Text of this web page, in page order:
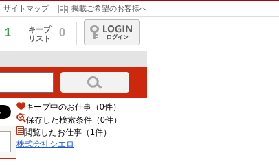
サイトマップ 掲載ご希望のお客様へ
1
キープ
リスト
0
ログイン
キープ中のお仕事（0件）
保存した検索条件（0件）
閲覧したお仕事（1件）
株式会社シエロ